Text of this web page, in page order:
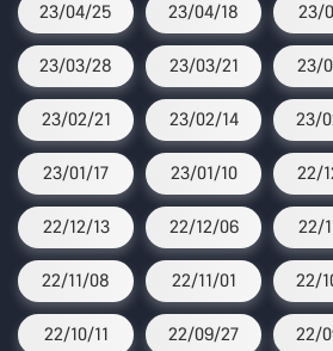
23/04/25 23/04/18 23/
23/03/28 23/03/21 23/
23/02/21 23/02/14 23/
23/01/17 23/01/10 22/
22/12/13 22/12/06 22/
22/11/08 22/11/01 22/
22/10/11 22/09/27 22/